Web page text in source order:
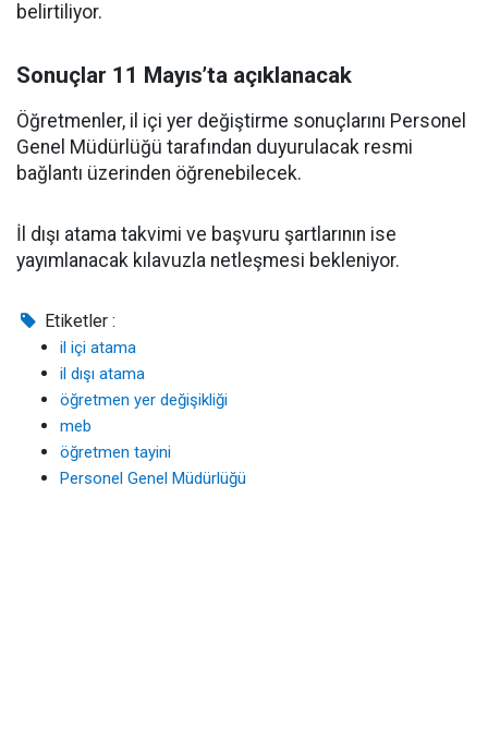
belirtiliyor.
Sonuçlar 11 Mayıs’ta açıklanacak
Öğretmenler, il içi yer değiştirme sonuçlarını Personel
Genel Müdürlüğü tarafından duyurulacak resmi
bağlantı üzerinden öğrenebilecek.
İl dışı atama takvimi ve başvuru şartlarının ise
yayımlanacak kılavuzla netleşmesi bekleniyor.
Etiketler :
il içi atama
il dışı atama
öğretmen yer değişikliği
meb
öğretmen tayini
Personel Genel Müdürlüğü